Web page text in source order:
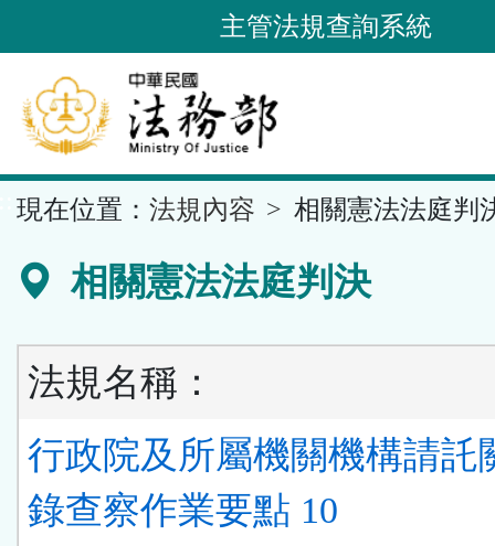
到
要
內
容
區
主管法規查詢系統
現在位置： 法規內容 相關憲法法庭判
相關憲法法庭判決
法規名稱：
行政院及所屬機關機構請託
錄查察作業要點 10